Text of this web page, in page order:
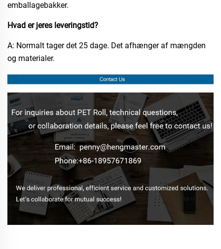
emballagebakker.
Hvad er jeres leveringstid?
A: Normalt tager det 25 dage. Det afhænger af mængden
og materialer.